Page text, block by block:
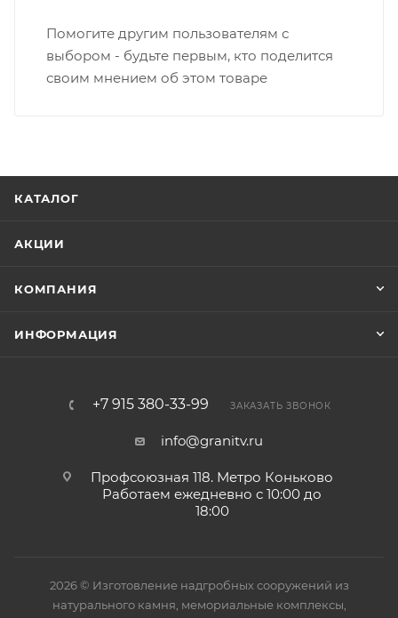
Помогите другим пользователям с
выбором - будьте первым, кто поделится
своим мнением об этом товаре
КАТАЛОГ
АКЦИИ
КОМПАНИЯ
ИНФОРМАЦИЯ
+7 915 380-33-99 ЗАКАЗАТЬ ЗВОНОК
info@granitv.ru
Профсоюзная 118. Метро Коньково
Работаем ежедневно с 10:00 до
18:00
2026 © Изготовление надгробных сооружений из
натурального камня, мемориальные комплексы,